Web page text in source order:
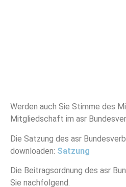
Werden auch Sie Stimme des
Mitgliedschaft im asr
Die Satzung des asr
downloaden: Satzung
Die Beitragsordnung des asr
Sie nachfolgend.